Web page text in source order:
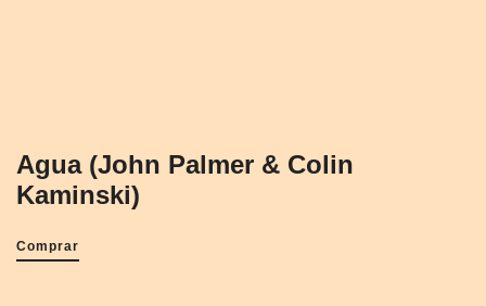
Agua (John Palmer & Colin
Kaminski)
Comprar